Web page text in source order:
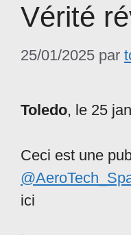
Vérité
25/01/2025 par
Toledo, le 25
Ceci est une
ici